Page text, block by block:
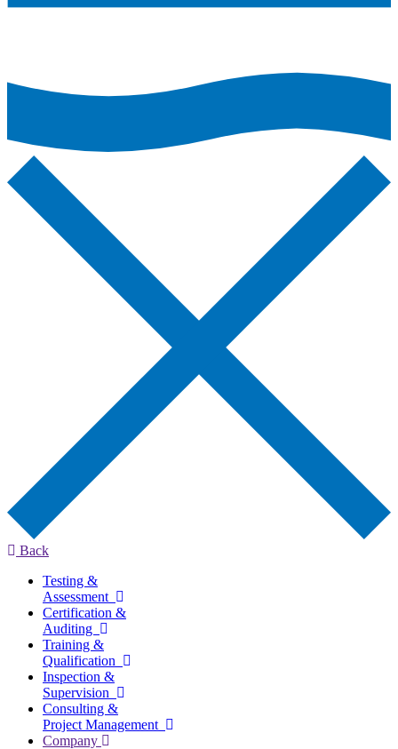
Back
Testing &
Assessment
Certification &
Auditing
Training &
Qualification
Inspection &
Supervision
Consulting &
Project Management
Company